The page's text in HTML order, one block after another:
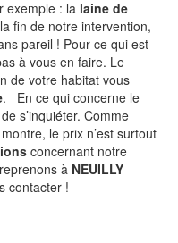
exemple : la laine de
fin de notre intervention,
pareil ! Pour ce qui est
à vous en faire. Le
de votre habitat vous
. En ce qui concerne le
s’inquiéter. Comme
le prix n’est surtout
concernant notre
à NEUILLY
contacter !